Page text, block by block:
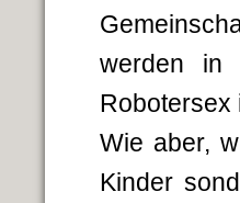
werden in
Robotersex
Wie aber,
Kinder